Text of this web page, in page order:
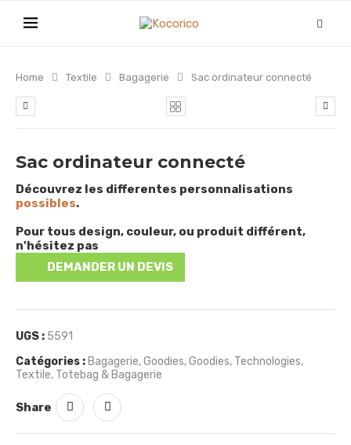
Home Textile Bagagerie Sac ordinateur connecté
Sac ordinateur connecté
Découvrez les differentes personnalisations
possibles.
Pour tous design, couleur, ou produit différent,
n'hésitez pas
DEMANDER UN DEVIS
UGS : 5591
Catégories : Bagagerie,Goodies,Goodies, Technologies,
Textile, Totebag & Bagagerie
Share